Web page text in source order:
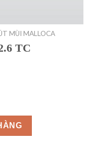
MÙI MALLOCA
TC